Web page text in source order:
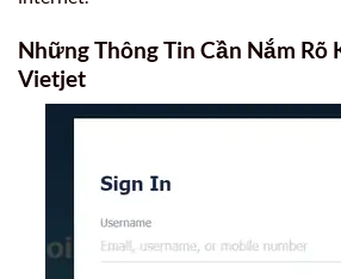
Những Thông Tin Cần Nắm Rõ
Vietjet